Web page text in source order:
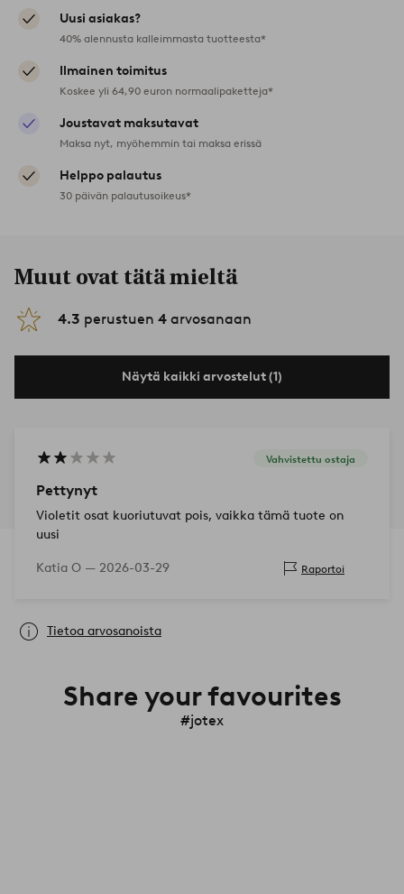
Uusi asiakas?
40% alennusta kalleimmasta tuotteesta*
Ilmainen toimitus
Koskee yli 64,90 euron normaalipaketteja*
Joustavat maksutavat
Maksa nyt, myöhemmin tai maksa erissä
Helppo palautus
30 päivän palautusoikeus*
Muut ovat tätä mieltä
4.3 perustuen 4 arvosanaan
Näytä kaikki arvostelut (1)
Vahvistettu ostaja
Pettynyt
Violetit osat kuoriutuvat pois, vaikka tämä tuote on
uusi
Katia O — 2026-03-29 Raportoi
Tietoa arvosanoista
Share your favourites
#jotex